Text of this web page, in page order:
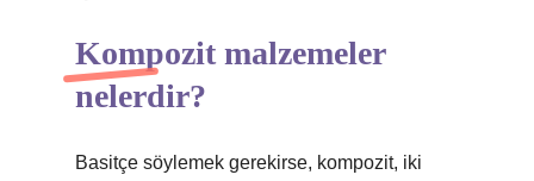
Kompozit malzemeler
nelerdir?
Basitçe söylemek gerekirse, kompozit, iki